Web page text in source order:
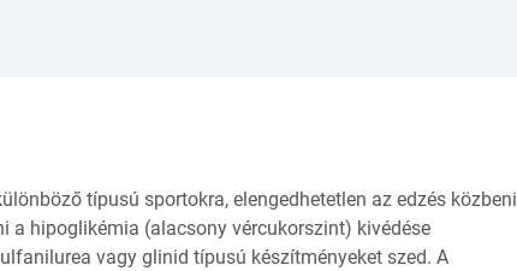
típusú sportokra, elengedhetetlen az edzés közbeni
a hipoglikémia (alacsony vércukorszint) kivédése
vagy glinid típusú készítményeket szed. A